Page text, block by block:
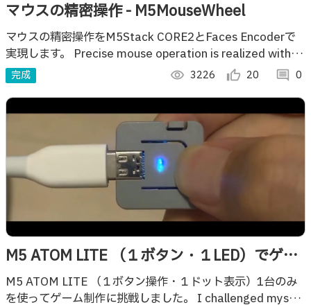
マウスの精密操作 - M5MouseWheel
マウスの精密操作をM5Stack CORE2とFaces Encoderで
実現します。 Precise mouse operation is realized with
M5Stack CORE2.
完成 visibility 3226 thumb_up_alt 20 comment 0
M5 ATOM LITE （１ボタン・１LED）でゲー
ム？！
M5 ATOM LITE （１ボタン操作・１ドット表示）1台のみ
を使ってゲーム制作に挑戦しました。 I challenged myself